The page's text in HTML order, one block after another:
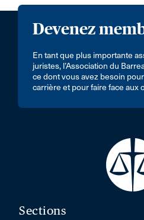
Devenez
En tant que plus importante
juristes, l’Association du
ce dont vous avez besoin
carrière et pour faire face aux
Sections